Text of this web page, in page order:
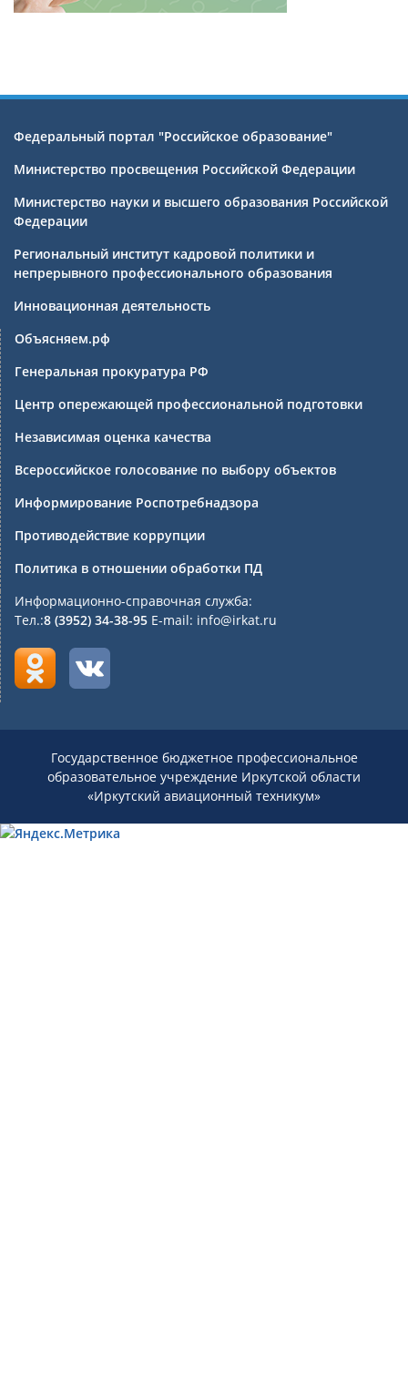
Федеральный портал "Российское образование"
Министерство просвещения Российской Федерации
Министерство науки и высшего образования Российской
Федерации
Региональный институт кадровой политики и
непрерывного профессионального образования
Инновационная деятельность
Объясняем.рф
Генеральная прокуратура РФ
Центр опережающей профессиональной подготовки
Независимая оценка качества
Всероссийское голосование по выбору объектов
Информирование Роспотребнадзора
Противодействие коррупции
Политика в отношении обработки ПД
Информационно-справочная служба:
Тел.:8 (3952) 34-38-95 E-mail: info@irkat.ru
Государственное бюджетное профессиональное
образовательное учреждение Иркутской области
«Иркутский авиационный техникум»